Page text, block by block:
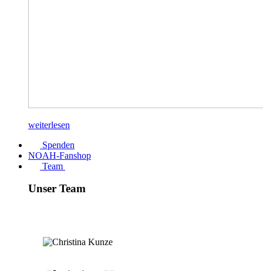
weiterlesen
Spenden
NOAH-Fanshop
Team
Unser Team